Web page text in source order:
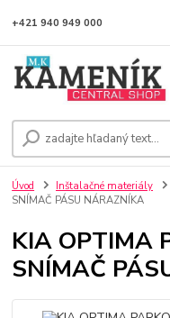
+421 940 949 000
Úvod Inštalačné materiály
SNÍMAČ PÁSU NÁRAZNÍKA
KIA OPTIMA
SNÍMAČ